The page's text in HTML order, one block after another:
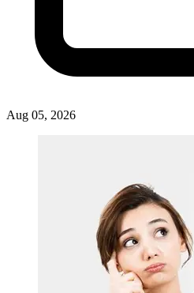
Artikel
War Tiket Dibuka! Ini Syarat Ikut